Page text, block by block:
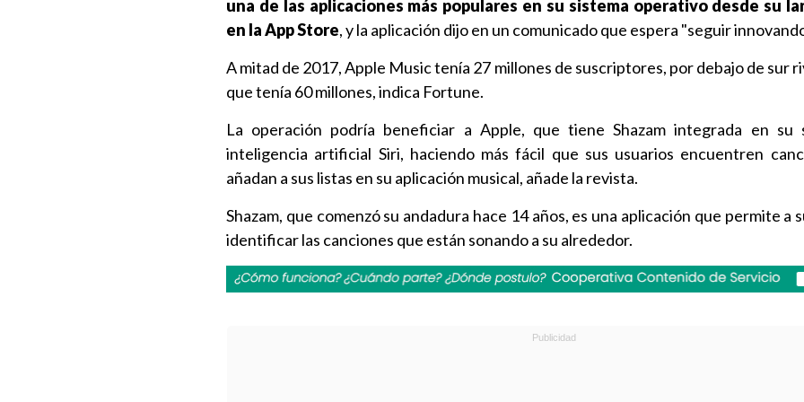
una de las aplicaciones más populares en su sistema operativo desde su
en la App Store, y la aplicación dijo en un comunicado que espera "seguir
A mitad de 2017, Apple Music tenía 27 millones de suscriptores, por debajo de sur
que tenía 60 millones, indica Fortune.
La operación podría beneficiar a Apple, que tiene Shazam integrada en su
inteligencia artificial Siri, haciendo más fácil que sus usuarios encuentren
añadan a sus listas en su aplicación musical, añade la revista.
Shazam, que comenzó su andadura hace 14 años, es una aplicación que permite a
identificar las canciones que están sonando a su alrededor.